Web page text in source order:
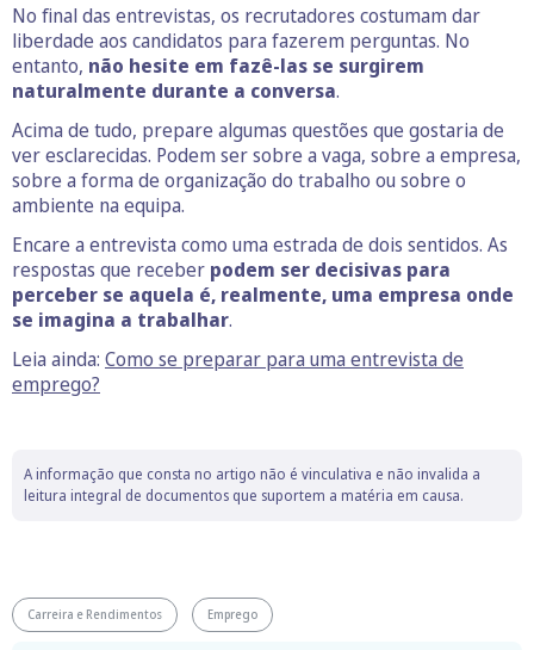
No final das entrevistas, os recrutadores costumam dar
liberdade aos candidatos para fazerem perguntas. No
entanto, não hesite em fazê-las se surgirem
naturalmente durante a conversa.
Acima de tudo, prepare algumas questões que gostaria de
ver esclarecidas. Podem ser sobre a vaga, sobre a empresa,
sobre a forma de organização do trabalho ou sobre o
ambiente na equipa.
Encare a entrevista como uma estrada de dois sentidos. As
respostas que receber podem ser decisivas para
perceber se aquela é, realmente, uma empresa onde
se imagina a trabalhar.
Leia ainda: Como se preparar para uma entrevista de
emprego?
A informação que consta no artigo não é vinculativa e não invalida a
leitura integral de documentos que suportem a matéria em causa.
Carreira e Rendimentos Emprego